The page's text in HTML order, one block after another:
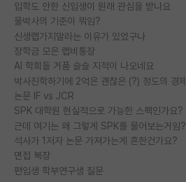
입학도 안한 신입생이 원래 관심을 받나요
물박사의 기준이 뭐임?
신생랩가지말라는 이유가 있었구나
장학금 모은 랩비통장
AI 학회들 거품 슬슬 지적이 나오네요
논문 IF vs JCR
SPK 대학원 현실적으로 가능한 스펙인가요?
근데 여기는 왜 그렇게 SPK를 물어보는거임?
석사가 1저자 논문 가져가는게 흔한건가요?
면접 복장
편입생 학부연구생 질문